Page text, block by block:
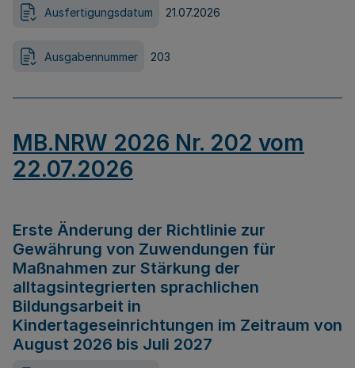
Ausfertigungsdatum 21.07.2026
Ausgabennummer 203
MB.NRW 2026 Nr. 202 vom
22.07.2026
Erste Änderung der Richtlinie zur
Gewährung von Zuwendungen für
Maßnahmen zur Stärkung der
alltagsintegrierten sprachlichen
Bildungsarbeit in
Kindertageseinrichtungen im Zeitraum von
August 2026 bis Juli 2027